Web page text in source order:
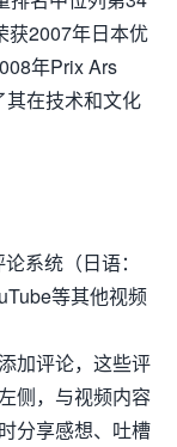
获2007年日本优
年Prix Ars
在技术和文化
系统（日语：
等其他视频
加评论，这些评
侧，与视频内容
分享感想、吐槽